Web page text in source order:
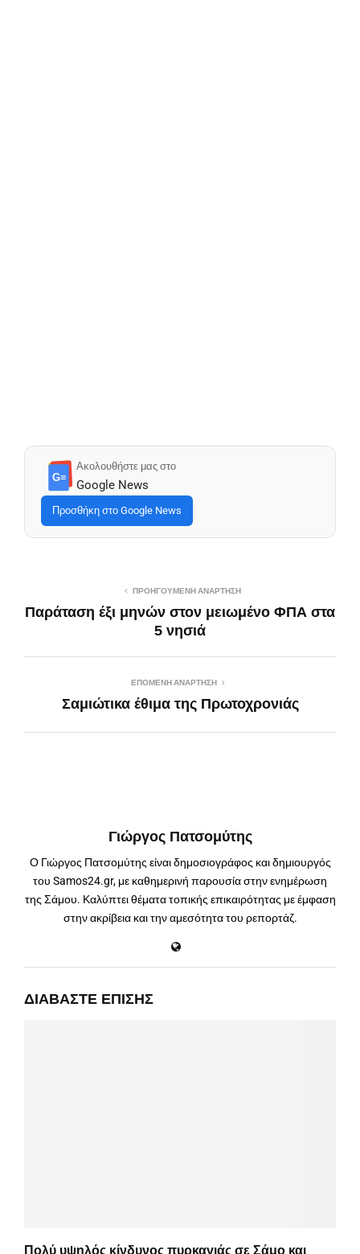
G≡
Ακολουθήστε μας στο
Google News
Προσθήκη στο Google News
ΠΡΟΗΓΟΎΜΕΝΗ ΑΝΆΡΤΗΣΗ
Παράταση έξι μηνών στον μειωμένο ΦΠΑ στα
5 νησιά
ΕΠΌΜΕΝΗ ΑΝΆΡΤΗΣΗ
Σαμιώτικα έθιμα της Πρωτοχρονιάς
Γιώργος Πατσομύτης
Ο Γιώργος Πατσομύτης είναι δημοσιογράφος και δημιουργός
του Samos24.gr, με καθημερινή παρουσία στην ενημέρωση
της Σάμου. Καλύπτει θέματα τοπικής επικαιρότητας με έμφαση
στην ακρίβεια και την αμεσότητα του ρεπορτάζ.
ΔΙΑΒΆΣΤΕ ΕΠΊΣΗΣ
Πολύ υψηλός κίνδυνος πυρκαγιάς σε Σάμο και